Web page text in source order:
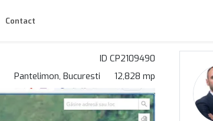
Contact
ID CP2109490
Pantelimon, Bucuresti 12,828 mp